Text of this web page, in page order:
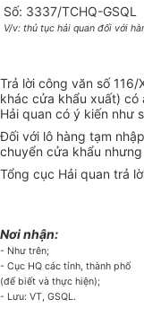
Số: 3337/TCHQ-GSQL
V/v: thủ tục hải quan đối với
Trả lời công văn số
khác cửa khẩu xuất) có
Hải quan có ý kiến như
Đối với lô hàng tạm
chuyển cửa khẩu
Tổng cục Hải quan trả
Nơi nhận:
- Như trên;
- Cục HQ các tỉnh, thành phố
(để biết và thực hiện);
- Lưu: VT, GSQL.